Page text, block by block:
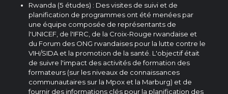
Rwanda (5 études) : Des visites de suivi et de
planification de programmes ont été menées par
une équipe composée de représentants de
l'UNICEF, de l'IFRC, de la Croix-Rouge rwandaise et
du Forum des ONG rwandaises pour la lutte contre le
VIH/SIDA et la promotion de la santé. L'objectif était
de suivre l'impact des activités de formation des
formateurs (sur les niveaux de connaissances
communautaires sur la Mpox et la Marburg) et de
fournir des informations clés pour la planification des